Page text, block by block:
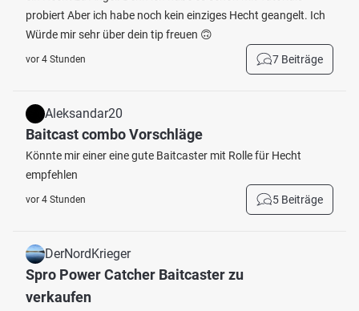
probiert Aber ich habe noch kein einziges Hecht geangelt. Ich
Würde mir sehr über dein tip freuen 🙃
vor 4 Stunden 7 Beiträge
Aleksandar20
Baitcast combo Vorschläge
Könnte mir einer eine gute Baitcaster mit Rolle für Hecht
empfehlen
vor 4 Stunden 5 Beiträge
DerNordKrieger
Spro Power Catcher Baitcaster zu
verkaufen